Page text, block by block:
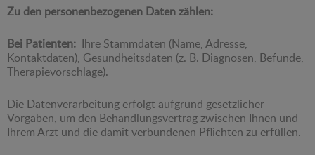
Zu den personenbezogenen Daten zählen:
Bei Patienten: Ihre Stammdaten (Name, Adresse,
Kontaktdaten), Gesundheitsdaten (z. B. Diagnosen, Befunde,
Therapievorschläge).
Die Datenverarbeitung erfolgt aufgrund gesetzlicher
Vorgaben, um den Behandlungsvertrag zwischen Ihnen und
Ihrem Arzt und die damit verbundenen Pflichten zu erfüllen.